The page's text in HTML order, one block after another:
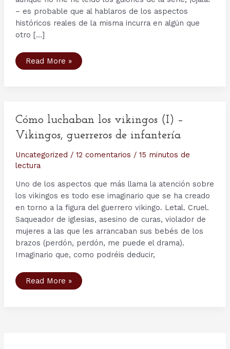
– es probable que al hablaros de los aspectos
históricos reales de la misma incurra en algún que
otro […]
Segunda
Temporada
Choice.
Read More »
Cómo luchaban los vikingos (I) –
Vikingos, guerreros de infantería
Uncategorized / 12 comentarios / 15 minutos de
lectura
Uno de los aspectos que más llama la atención sobre
los vikingos es todo ese imaginario que se ha creado
en torno a la figura del guerrero vikingo. Letal. Cruel.
Saqueador de iglesias, asesino de curas, violador de
mujeres a las que les arrancaban sus bebés de los
brazos (perdón, perdón, me puede el drama).
Imaginario que, como podréis deducir,
Cómo
luchaban
Read More »